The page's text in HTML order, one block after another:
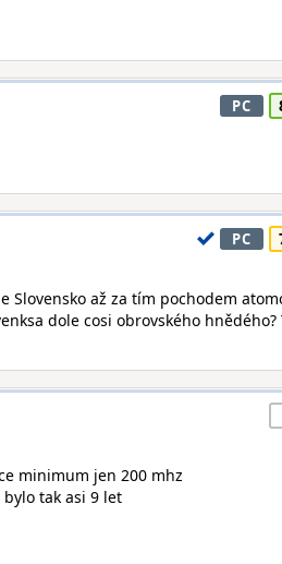
PC
PC
Slovensko až za tím pochodem
dole cosi obrovského hnědého?
minimum jen 200 mhz
tak asi 9 let